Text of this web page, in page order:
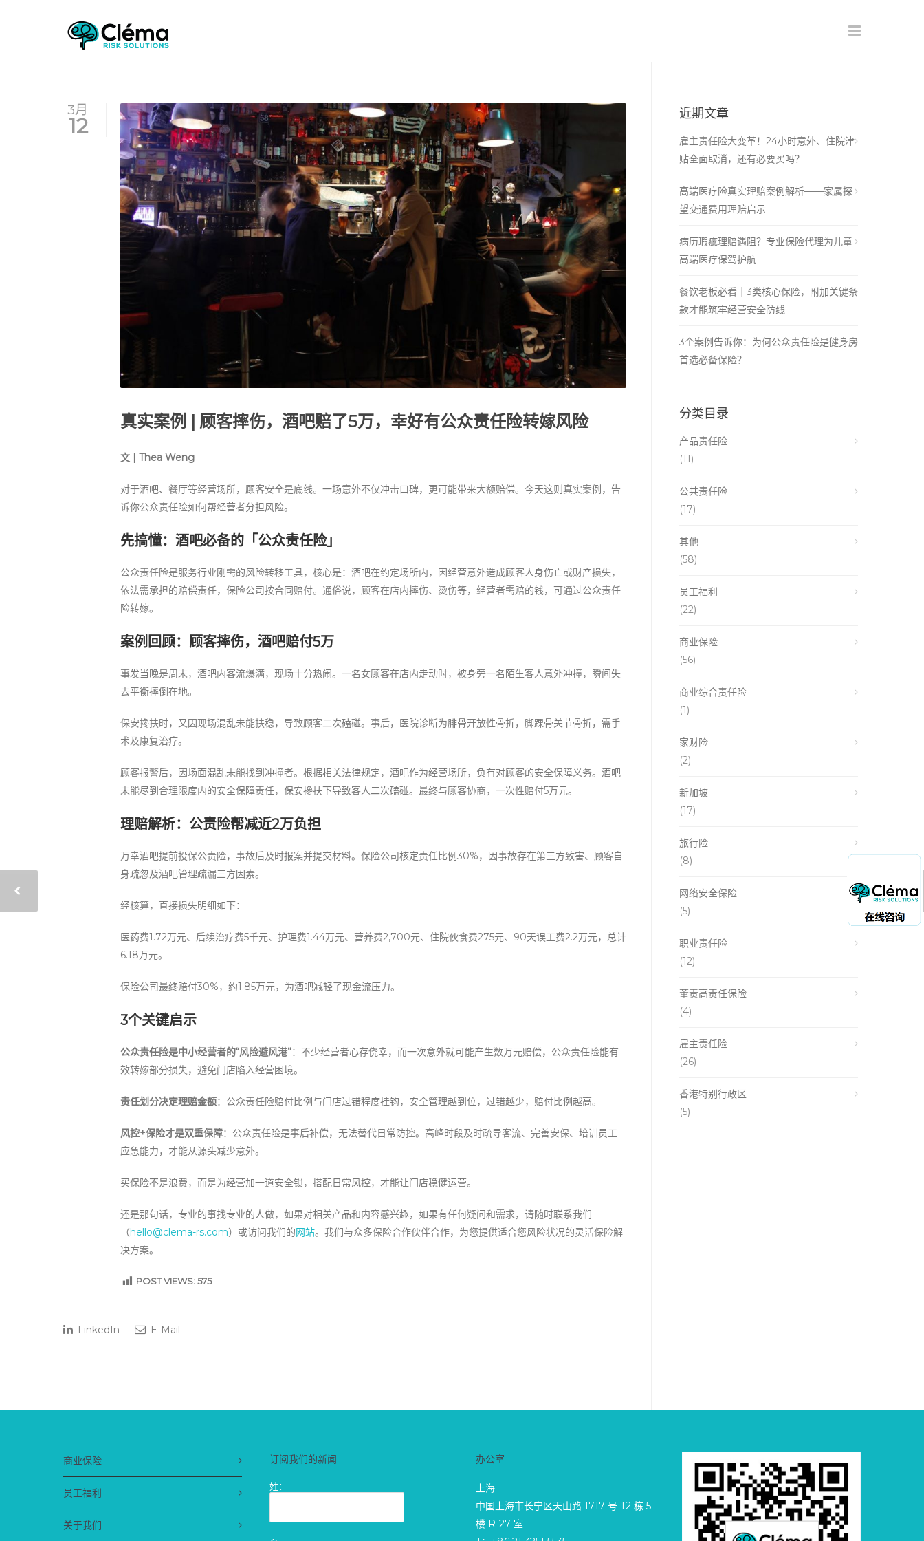
3月
12
真实案例 | 顾客摔伤，酒吧赔了5万，幸好有公众责任险转嫁风险
文 | Thea Weng
对于酒吧、餐厅等经营场所，顾客安全是底线。一场意外不仅冲击口碑，更可能带来大额赔偿。今天这则真实案例，告
诉你公众责任险如何帮经营者分担风险。
先搞懂：酒吧必备的「公众责任险」
公众责任险是服务行业刚需的风险转移工具，核心是：酒吧在约定场所内，因经营意外造成顾客人身伤亡或财产损失，
依法需承担的赔偿责任，保险公司按合同赔付。通俗说，顾客在店内摔伤、烫伤等，经营者需赔的钱，可通过公众责任
险转嫁。
案例回顾：顾客摔伤，酒吧赔付5万
事发当晚是周末，酒吧内客流爆满，现场十分热闹。一名女顾客在店内走动时，被身旁一名陌生客人意外冲撞，瞬间失
去平衡摔倒在地。
保安搀扶时，又因现场混乱未能扶稳，导致顾客二次磕碰。事后，医院诊断为腓骨开放性骨折，脚踝骨关节骨折，需手
术及康复治疗。
顾客报警后，因场面混乱未能找到冲撞者。根据相关法律规定，酒吧作为经营场所，负有对顾客的安全保障义务。酒吧
未能尽到合理限度内的安全保障责任，保安搀扶下导致客人二次磕碰。最终与顾客协商，一次性赔付5万元。
理赔解析：公责险帮减近2万负担
万幸酒吧提前投保公责险，事故后及时报案并提交材料。保险公司核定责任比例30%，因事故存在第三方致害、顾客自
身疏忽及酒吧管理疏漏三方因素。
经核算，直接损失明细如下：
医药费1.72万元、后续治疗费5千元、护理费1.44万元、营养费2,700元、住院伙食费275元、90天误工费2.2万元，总计
6.18万元。
保险公司最终赔付30%，约1.85万元，为酒吧减轻了现金流压力。
3个关键启示
公众责任险是中小经营者的“风险避风港”：不少经营者心存侥幸，而一次意外就可能产生数万元赔偿，公众责任险能有
效转嫁部分损失，避免门店陷入经营困境。
责任划分决定理赔金额：公众责任险赔付比例与门店过错程度挂钩，安全管理越到位，过错越少，赔付比例越高。
风控+保险才是双重保障：公众责任险是事后补偿，无法替代日常防控。高峰时段及时疏导客流、完善安保、培训员工
应急能力，才能从源头减少意外。
买保险不是浪费，而是为经营加一道安全锁，搭配日常风控，才能让门店稳健运营。
还是那句话，专业的事找专业的人做，如果对相关产品和内容感兴趣，如果有任何疑问和需求，请随时联系我们
（hello@clema-rs.com）或访问我们的网站。我们与众多保险合作伙伴合作，为您提供适合您风险状况的灵活保险解
决方案。
POST VIEWS:575
LinkedIn E-Mail
近期文章
雇主责任险大变革！24小时意外、住院津
贴全面取消，还有必要买吗？
高端医疗险真实理赔案例解析——家属探
望交通费用理赔启示
病历瑕疵理赔遇阻？专业保险代理为儿童
高端医疗保驾护航
餐饮老板必看｜3类核心保险，附加关键条
款才能筑牢经营安全防线
3个案例告诉你：为何公众责任险是健身房
首选必备保险？
分类目录
产品责任险
(11)
公共责任险
(17)
其他
(58)
员工福利
(22)
商业保险
(56)
商业综合责任险
(1)
家财险
(2)
新加坡
(17)
旅行险
(8)
网络安全保险
(5)
职业责任险
(12)
董责高责任保险
(4)
雇主责任险
(26)
香港特别行政区
(5)
商业保险
员工福利
关于我们
订阅我们的新闻
姓：
办公室
上海
中国上海市长宁区天山路 1717 号 T2 栋 5
楼 R-27 室